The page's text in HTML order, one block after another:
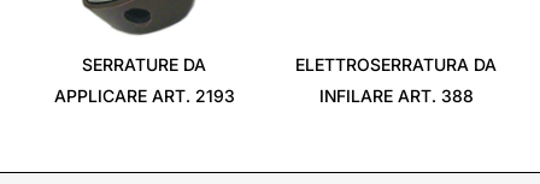
SERRATURE DA
APPLICARE ART. 2193
ELETTROSERRATURA DA
INFILARE ART. 388